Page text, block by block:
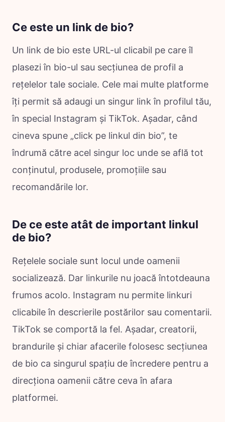
Ce este un link de bio?
Un link de bio este URL-ul clicabil pe care îl
plasezi în bio-ul sau secțiunea de profil a
rețelelor tale sociale. Cele mai multe platforme
îți permit să adaugi un singur link în profilul tău,
în special Instagram și TikTok. Așadar, când
cineva spune „click pe linkul din bio”, te
îndrumă către acel singur loc unde se află tot
conținutul, produsele, promoțiile sau
recomandările lor.
De ce este atât de important linkul
de bio?
Rețelele sociale sunt locul unde oamenii
socializează. Dar linkurile nu joacă întotdeauna
frumos acolo. Instagram nu permite linkuri
clicabile în descrierile postărilor sau comentarii.
TikTok se comportă la fel. Așadar, creatorii,
brandurile și chiar afacerile folosesc secțiunea
de bio ca singurul spațiu de încredere pentru a
direcționa oamenii către ceva în afara
platformei.